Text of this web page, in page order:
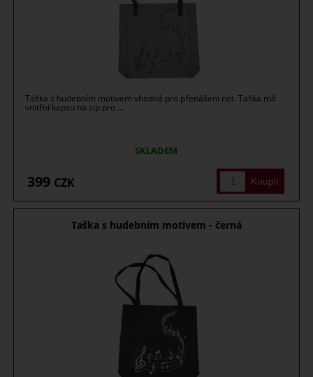
Taška s hudebním motivem vhodná pro přenášení not. Taška má
vnitřní kapsu na zip pro ...
SKLADEM
399 CZK
Taška s hudebním motivem - černá